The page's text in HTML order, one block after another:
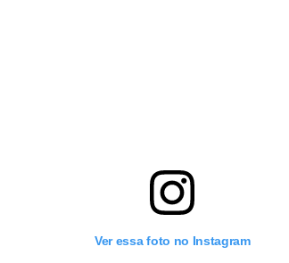
Ver essa foto no Instagram